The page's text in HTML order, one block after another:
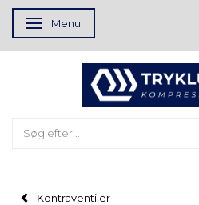
Skifte navigation
Menu
Kontraventiler